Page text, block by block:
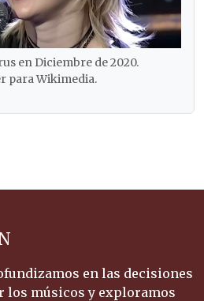
en Diciembre de 2020.
para Wikimedia.
en las decisiones
los músicos y exploramos